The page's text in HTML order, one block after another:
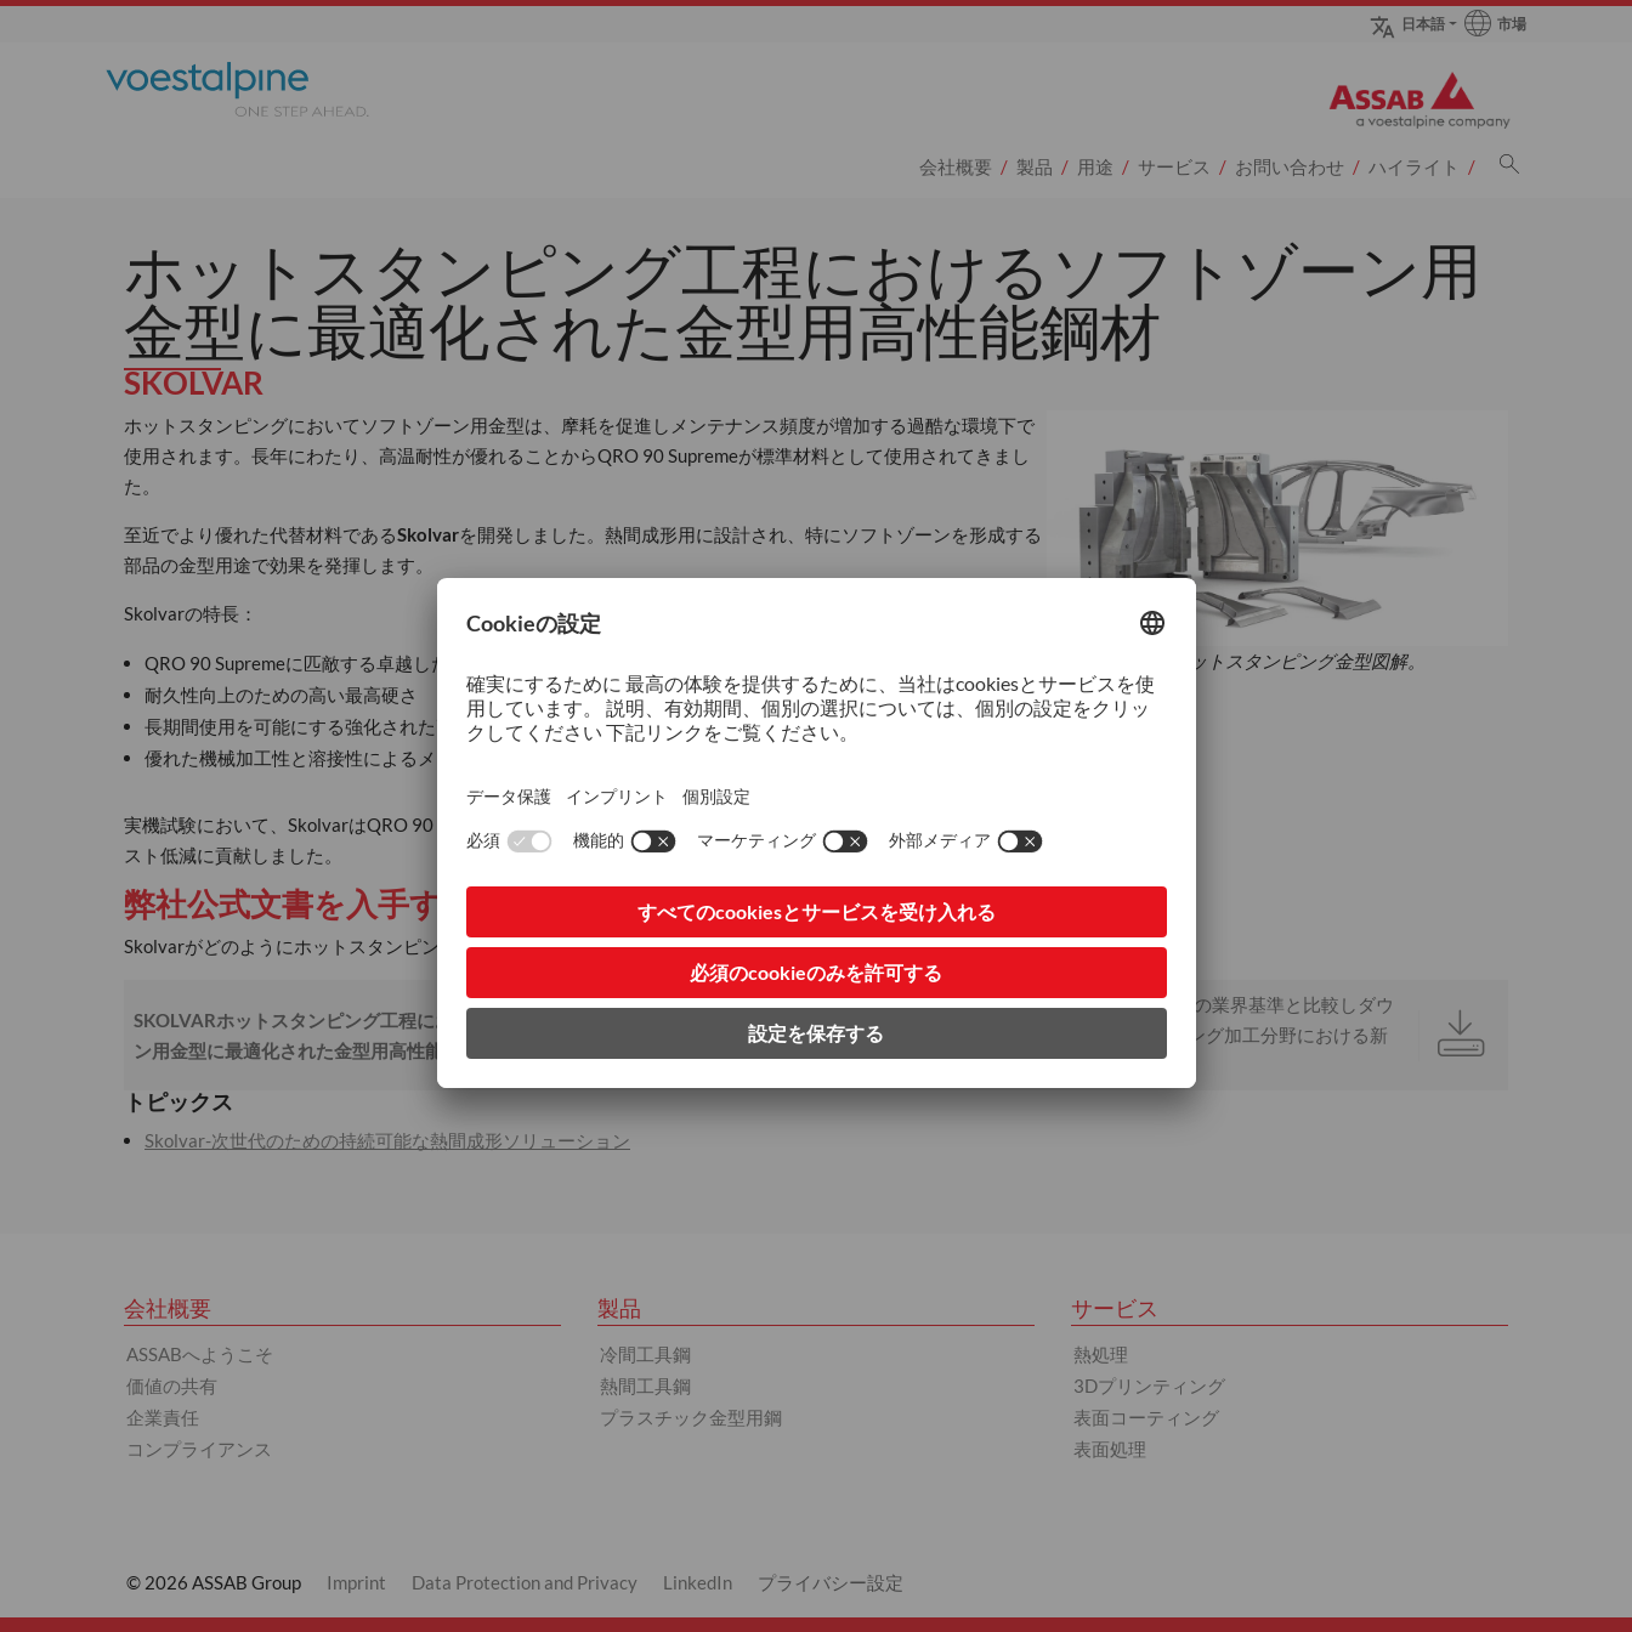
日本語 市場
sページへ
会社概要 製品 用途 サービス お問い合わせ ハイライト
ホットスタンピング工程におけるソフトゾーン用
金型に最適化された金型用高性能鋼材
SKOLVAR
ホットスタンピングにおいてソフトゾーン用金型は、摩耗を促進しメンテナンス頻度が増加する過酷な環境下で
使用されます。長年にわたり、高温耐性が優れることからQRO 90 Supremeが標準材料として使用されてきまし
た。
至近でより優れた代替材料であるSkolvarを開発しました。熱間成形用に設計され、特にソフトゾーンを形成する
部品の金型用途で効果を発揮します。
Skolvarの特長：
QRO 90 Supremeに匹敵する卓越した耐熱性
耐久性向上のための高い最高硬さ
長期間使用を可能にする強化された耐摩耗性
優れた機械加工性と溶接性によるメンテナンス性の向上
実機試験において、SkolvarはQRO 90 Supremeの3倍以上の型寿命を示し、ダウンタイムの削減および総生産コ
スト低減に貢献しました。
図1 Bピラー用ホットスタンピング金型図解。
弊社公式文書を入手するにはこちらをクリックしてください
Skolvarがどのようにホットスタンピング工程を最適化するかについては、弊社公式文書をご覧ください。
SKOLVARホットスタンピング工程におけるソフトゾー
ン用金型に最適化された金型用高性能鋼材
本弊社公式文書では、Skolvarが卓越した耐久性を発揮することで、現行の業界基準と比較しダウ
ンタイム最小限化および総生産コストの削減に貢献し、ホットスタンピング加工分野における新
たな基準を確立していることを紹介しています。
トピックス
Skolvar-次世代のための持続可能な熱間成形ソリューション
会社概要
ASSABへようこそ
価値の共有
企業責任
コンプライアンス
製品
冷間工具鋼
熱間工具鋼
プラスチック金型用鋼
サービス
熱処理
3Dプリンティング
表面コーティング
表面処理
© 2026 ASSAB Group Imprint Data Protection and Privacy LinkedIn プライバシー設定